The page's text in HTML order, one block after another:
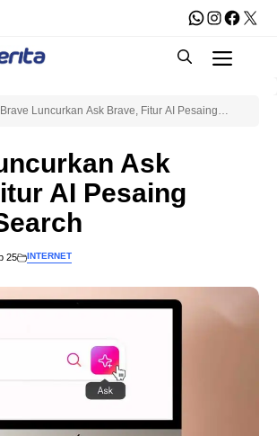
WhatsApp
X
Brave Luncurkan Ask Brave, Fitur AI Pesaing
Ask
AI Pesaing
25 INTERNET